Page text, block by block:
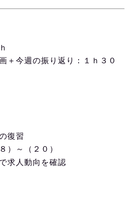
＋今週の振り返り：１ｈ３０
復習
）～（２０）
求人動向を確認